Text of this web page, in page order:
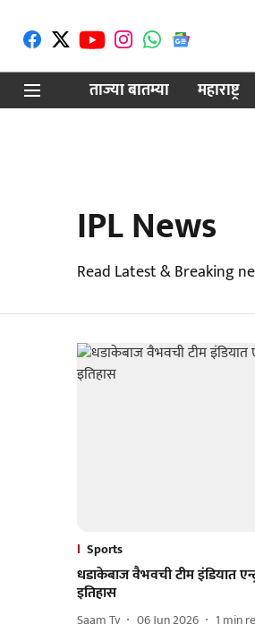
ताज्या बातम्या
महाराष्ट्र
IPL News
Read Latest & Breaking
Sports
धडाकेबाज वैभवची टीम इंडियात
इतिहास